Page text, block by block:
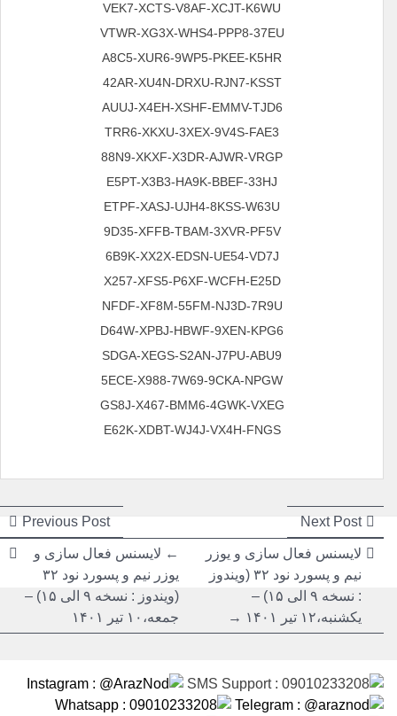
VEK7-XCTS-V8AF-XCJT-K6WU
VTWR-XG3X-WHS4-PPP8-37EU
A8C5-XUR6-9WP5-PKEE-K5HR
42AR-XU4N-DRXU-RJN7-KSST
AUUJ-X4EH-XSHF-EMMV-TJD6
TRR6-XKXU-3XEX-9V4S-FAE3
88N9-XKXF-X3DR-AJWR-VRGP
E5PT-X3B3-HA9K-BBEF-33HJ
ETPF-XASJ-UJH4-8KSS-W63U
9D35-XFFB-TBAM-3XVR-PF5V
6B9K-XX2X-EDSN-UE54-VD7J
X257-XFS5-P6XF-WCFH-E25D
NFDF-XF8M-55FM-NJ3D-7R9U
D64W-XPBJ-HBWF-9XEN-KPG6
SDGA-XEGS-S2AN-J7PU-ABU9
5ECE-X988-7W69-9CKA-NPGW
GS8J-X467-BMM6-4GWK-VXEG
E62K-XDBT-WJ4J-VX4H-FNGS
راهبری
نوشته
Previous Post Next Post
post:
راهبری
نوشته
← لایسنس فعال سازی و
یوزر نیم و پسورد نود ۳۲
(ویندوز : نسخه ۹ الی ۱۵) –
جمعه،۱۰ تیر ۱۴۰۱
لایسنس فعال سازی و یوزر
نیم و پسورد نود ۳۲ (ویندوز
: نسخه ۹ الی ۱۵) –
یکشنبه،۱۲ تیر ۱۴۰۱ →